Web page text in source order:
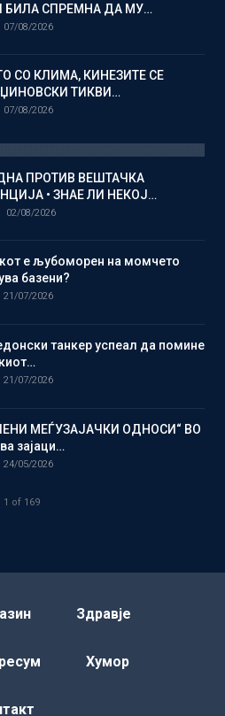
БИЛА СПРЕМНА ДА МУ…
07/08/2026
СО КЛИМА, КИНЕЗИТЕ СЕ
ТИКВИ…
07/08/2026
ПРОТИВ ВЕШТАЧКА
• ЗНАЕ ЛИ НЕКОЈ…
02/08/2026
е љубоморен на момчето
базени?
21/07/2026
танкер успеал да помине
21/07/2026
МЕЃУЗАЈАЧКИ ОДНОСИ“ ВО
зајаци…
24/05/2026
1 of 169
Здравје
Хумор